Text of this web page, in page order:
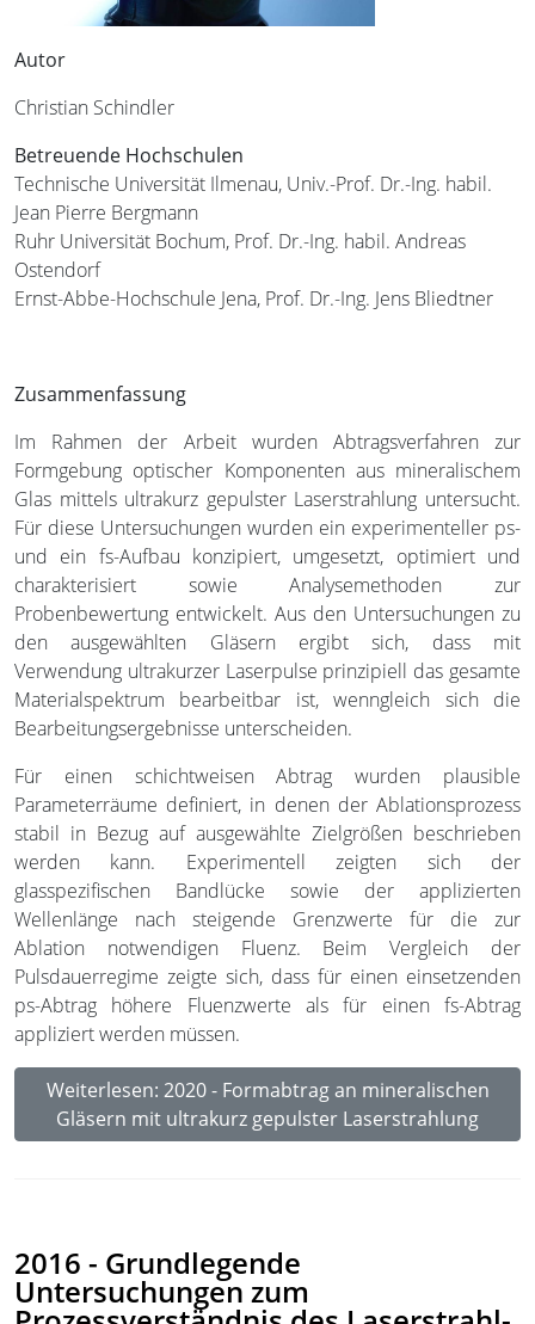
Autor
Christian Schindler
Betreuende Hochschulen
Technische Universität Ilmenau, Univ.-Prof. Dr.-Ing. habil.
Jean Pierre Bergmann
Ruhr Universität Bochum, Prof. Dr.-Ing. habil. Andreas
Ostendorf
Ernst-Abbe-Hochschule Jena, Prof. Dr.-Ing. Jens Bliedtner
Zusammenfassung
Im Rahmen der Arbeit wurden Abtragsverfahren zur
Formgebung optischer Komponenten aus mineralischem
Glas mittels ultrakurz gepulster Laserstrahlung untersucht.
Für diese Untersuchungen wurden ein experimenteller ps-
und ein fs-Aufbau konzipiert, umgesetzt, optimiert und
charakterisiert sowie Analysemethoden zur
Probenbewertung entwickelt. Aus den Untersuchungen zu
den ausgewählten Gläsern ergibt sich, dass mit
Verwendung ultrakurzer Laserpulse prinzipiell das gesamte
Materialspektrum bearbeitbar ist, wenngleich sich die
Bearbeitungsergebnisse unterscheiden.
Für einen schichtweisen Abtrag wurden plausible
Parameterräume definiert, in denen der Ablationsprozess
stabil in Bezug auf ausgewählte Zielgrößen beschrieben
werden kann. Experimentell zeigten sich der
glasspezifischen Bandlücke sowie der applizierten
Wellenlänge nach steigende Grenzwerte für die zur
Ablation notwendigen Fluenz. Beim Vergleich der
Pulsdauerregime zeigte sich, dass für einen einsetzenden
ps-Abtrag höhere Fluenzwerte als für einen fs-Abtrag
appliziert werden müssen.
Weiterlesen: 2020 - Formabtrag an mineralischen
Gläsern mit ultrakurz gepulster Laserstrahlung
2016 - Grundlegende
Untersuchungen zum